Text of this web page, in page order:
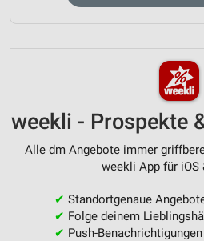
weekli - Prospekte
Alle dm Angebote immer
weekli App für iOS
✔ Standortgenaue
✔ Folge deinem
✔ Push-